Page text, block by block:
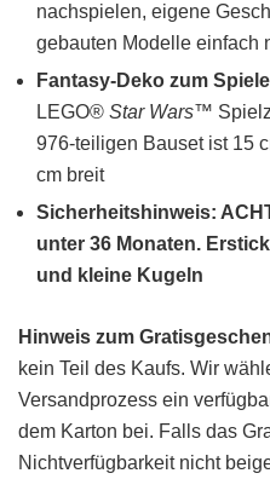
nachspielen, eigene
gebauten Modelle einfach
Fantasy-Deko zum
LEGO® Star Wars™
976-teiligen Bauset ist 15
cm breit
Sicherheitshinweis:
unter 36 Monaten.
und kleine Kugeln
Hinweis zum
kein Teil des Kaufs. Wir
Versandprozess ein
dem Karton bei. Falls das
Nichtverfügbarkeit nicht